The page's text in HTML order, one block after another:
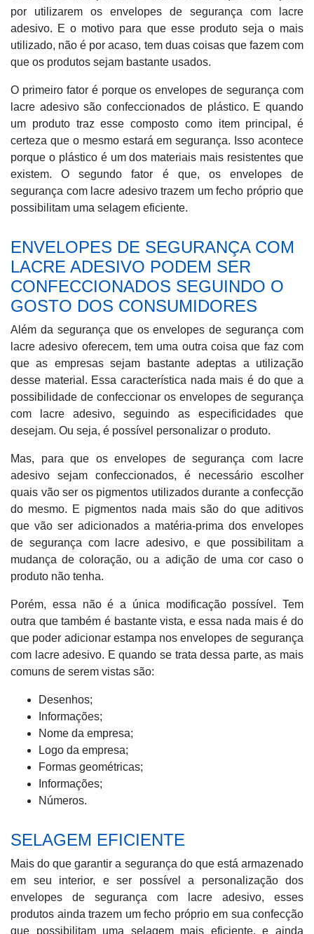
por utilizarem os envelopes de segurança com lacre
adesivo. E o motivo para que esse produto seja o mais
utilizado, não é por acaso, tem duas coisas que fazem com
que os produtos sejam bastante usados.
O primeiro fator é porque os envelopes de segurança com
lacre adesivo são confeccionados de plástico. E quando
um produto traz esse composto como item principal, é
certeza que o mesmo estará em segurança. Isso acontece
porque o plástico é um dos materiais mais resistentes que
existem. O segundo fator é que, os envelopes de
segurança com lacre adesivo trazem um fecho próprio que
possibilitam uma selagem eficiente.
ENVELOPES DE SEGURANÇA COM
LACRE ADESIVO PODEM SER
CONFECCIONADOS SEGUINDO O
GOSTO DOS CONSUMIDORES
Além da segurança que os envelopes de segurança com
lacre adesivo oferecem, tem uma outra coisa que faz com
que as empresas sejam bastante adeptas a utilização
desse material. Essa característica nada mais é do que a
possibilidade de confeccionar os envelopes de segurança
com lacre adesivo, seguindo as especificidades que
desejam. Ou seja, é possível personalizar o produto.
Mas, para que os envelopes de segurança com lacre
adesivo sejam confeccionados, é necessário escolher
quais vão ser os pigmentos utilizados durante a confecção
do mesmo. E pigmentos nada mais são do que aditivos
que vão ser adicionados a matéria-prima dos envelopes
de segurança com lacre adesivo, e que possibilitam a
mudança de coloração, ou a adição de uma cor caso o
produto não tenha.
Porém, essa não é a única modificação possível. Tem
outra que também é bastante vista, e essa nada mais é do
que poder adicionar estampa nos envelopes de segurança
com lacre adesivo. E quando se trata dessa parte, as mais
comuns de serem vistas são:
Desenhos;
Informações;
Nome da empresa;
Logo da empresa;
Formas geométricas;
Informações;
Números.
SELAGEM EFICIENTE
Mais do que garantir a segurança do que está armazenado
em seu interior, e ser possível a personalização dos
envelopes de segurança com lacre adesivo, esses
produtos ainda trazem um fecho próprio em sua confecção
que possibilitam uma selagem mais eficiente, e ainda